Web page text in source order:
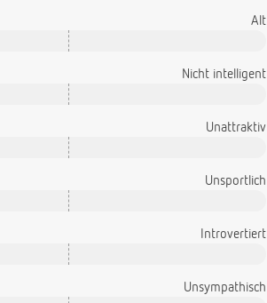
Alt
Nicht intelligent
Unattraktiv
Unsportlich
Introvertiert
Unsympathisch